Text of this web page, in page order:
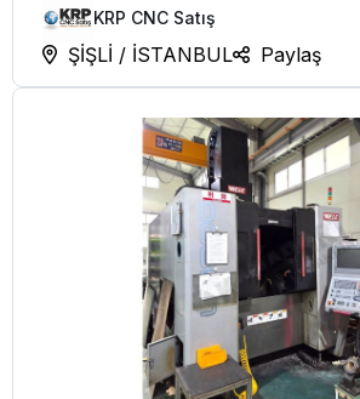
KRP CNC Satış
ŞİŞLİ / İSTANBUL Paylaş